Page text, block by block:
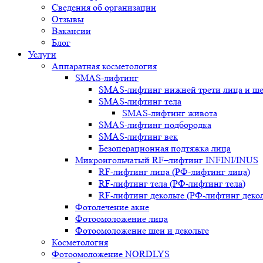
Сведения об организации
Отзывы
Вакансии
Блог
Услуги
Аппаратная косметология
SMAS-лифтинг
SMAS-лифтинг нижней трети лица и
SMAS-лифтинг тела
SMAS-лифтинг живота
SMAS-лифтинг подбородка
SMAS-лифтинг век
Безоперационная подтяжка лица
Микроигольчатый RF–лифтинг INFINI/INUS
RF-лифтинг лица (РФ-лифтинг лица)
RF-лифтинг тела (РФ-лифтинг тела)
RF-лифтинг декольте (РФ-лифтинг
Фотолечение акне
Фотоомоложение лица
Фотоомоложение шеи и декольте
Косметология
Фотоомоложение NORDLYS